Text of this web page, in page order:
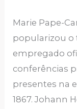
Marie Pape-
popularizou o
empregado
conferências
presentes na
1867. Johann